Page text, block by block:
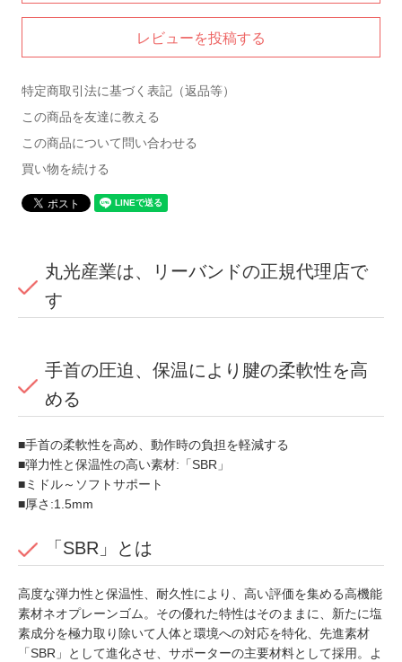
レビューを投稿する
特定商取引法に基づく表記（返品等）
この商品を友達に教える
この商品について問い合わせる
買い物を続ける
丸光産業は、リーバンドの正規代理店で
す
手首の圧迫、保温により腱の柔軟性を高
める
■手首の柔軟性を高め、動作時の負担を軽減する
■弾力性と保温性の高い素材:「SBR」
■ミドル～ソフトサポート
■厚さ:1.5mm
「SBR」とは
高度な弾力性と保温性、耐久性により、高い評価を集める高機能
素材ネオプレーンゴム。その優れた特性はそのままに、新たに塩
素成分を極力取り除いて人体と環境への対応を特化、先進素材
「SBR」として進化させ、サポーターの主要材料として採用。よ